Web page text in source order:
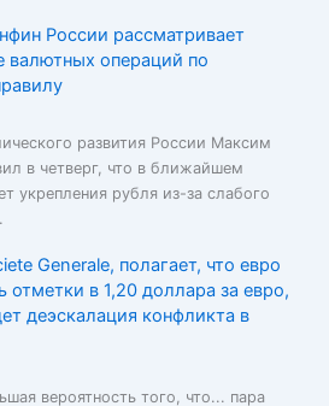
России рассматривает
валютных операций по
развития России Максим
в четверг, что в ближайшем
укрепления рубля из-за слабого
Generale, полагает, что евро
отметки в 1,20 доллара за евро,
деэскалация конфликта в
вероятность того, что... пара